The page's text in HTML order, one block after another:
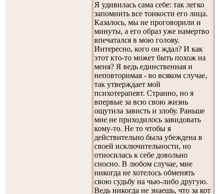
Я удивилась сама себе: так легко
запомнить все тонкости его лица.
Казалось, мы не проговорили и
минуты, а его образ уже намертво
впечатался в мою голову.
Интересно, кого он ждал? И как
этот кто-то может быть похож на
меня? Я ведь единственная и
неповторимая - во всяком случае,
так утверждает мой
психотерапевт. Странно, но я
впервые за всю свою жизнь
ощутила зависть и злобу. Раньше
мне не приходилось завидовать
кому-то. Не то чтобы я
действительно была убеждена в
своей исключительности, но
относилась к себе довольно
сносно. В любом случае, мне
никогда не хотелось обменять
свою судьбу на чью-либо другую.
Ведь никогда не знаешь, что за кот